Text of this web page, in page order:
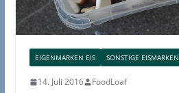
EIGENMARKEN EIS SONSTIGE EISMARKEN
14. Juli 2016 FoodLoaf